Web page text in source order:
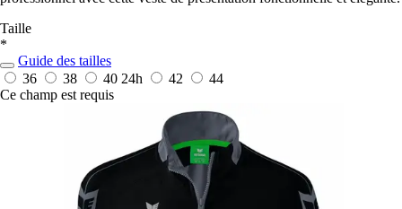
Taille
*
Guide des tailles
36
38 40 24h 42
44
Ce champ est requis